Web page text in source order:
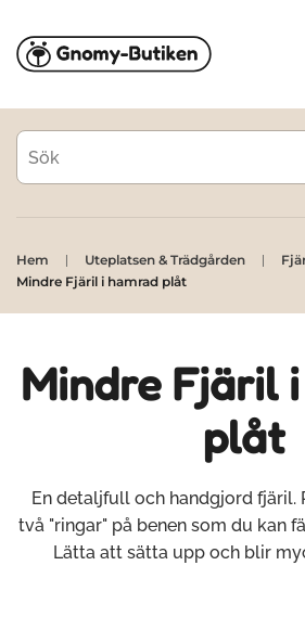
Skip to main content
Hem Uteplatsen & Trädgården
Mindre Fjäril i hamrad plåt
Mindre Fjäril
plåt
En detaljfull och handgjord fjäril.
två "ringar" på benen som du kan
Lätta att sätta upp och blir